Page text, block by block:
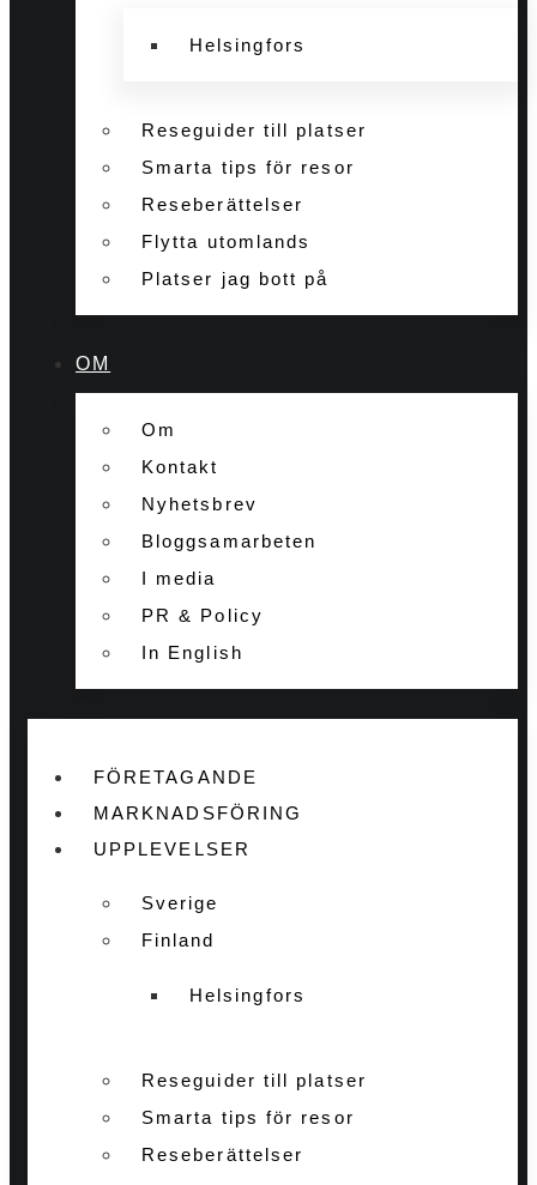
Helsingfors
Reseguider till platser
Smarta tips för resor
Reseberättelser
Flytta utomlands
Platser jag bott på
OM
Om
Kontakt
Nyhetsbrev
Bloggsamarbeten
I media
PR & Policy
In English
FÖRETAGANDE
MARKNADSFÖRING
UPPLEVELSER
Sverige
Finland
Helsingfors
Reseguider till platser
Smarta tips för resor
Reseberättelser